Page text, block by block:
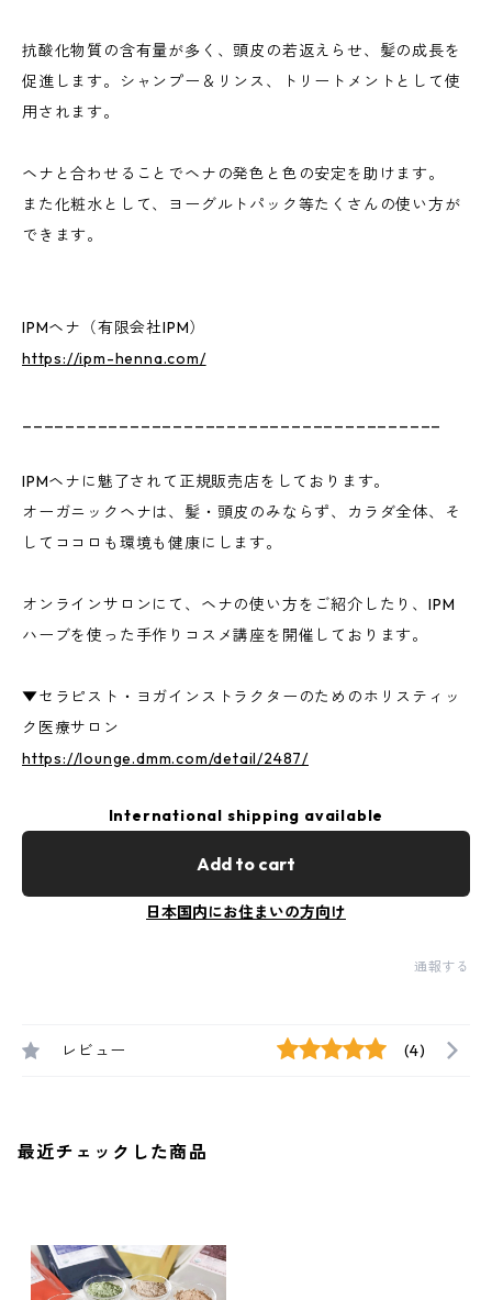
抗酸化物質の含有量が多く、頭皮の若返えらせ、髪の成長を
促進します。シャンプー＆リンス、トリートメントとして使
用されます。
ヘナと合わせることでヘナの発色と色の安定を助けます。
また化粧水として、ヨーグルトパック等たくさんの使い方が
できます。
IPMヘナ（有限会社IPM）
https://ipm-henna.com/
IPMヘナに魅了されて正規販売店をしております。
オーガニックヘナは、髪・頭皮のみならず、カラダ全体、そ
してココロも環境も健康にします。
オンラインサロンにて、ヘナの使い方をご紹介したり、IPM
ハーブを使った手作りコスメ講座を開催しております。
▼セラピスト・ヨガインストラクターのためのホリスティッ
ク医療サロン
https://lounge.dmm.com/detail/2487/
International shipping available
Add to cart
日本国内にお住まいの方向け
通報する
レビュー (4)
最近チェックした商品